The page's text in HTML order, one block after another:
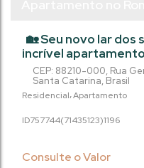
Residencial Apartamento
Consulte o Valor
1196
(71435123)
757744
CEP: 88210-000, Rua
Santa Catarina, Brasil
🏡 Seu novo lar dos
incrível
precisa para viver
Com churrasqueira
familiares, despensa
acesso, este imóvel
de garagem e uma